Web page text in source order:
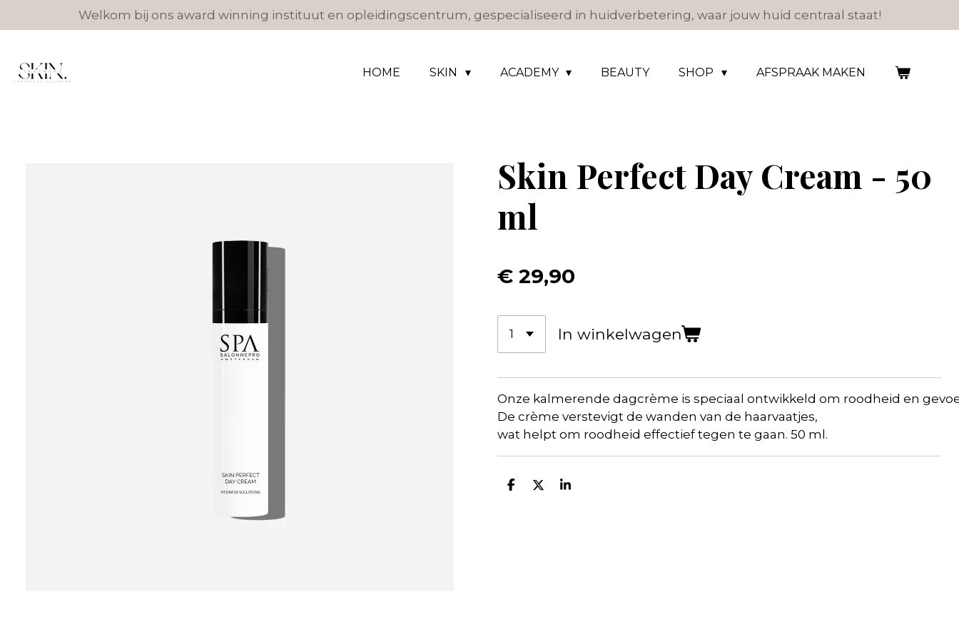
direct
hoofdinhoud
Welkom bij ons award winning instituut en opleidingscentrum, gespecialiseerd in huidverbetering, waar jouw huid centraal staat!
HOME SKIN ACADEMY BEAUTY SHOP AFSPRAAK MAKEN
Skin Perfect Day Cream - 50
ml
€ 29,90
In winkelwagen
Onze kalmerende dagcrème is speciaal ontwikkeld om roodheid en
De crème verstevigt de wanden van de haarvaatjes,
wat helpt om roodheid effectief tegen te gaan. 50 ml.
D
D
S